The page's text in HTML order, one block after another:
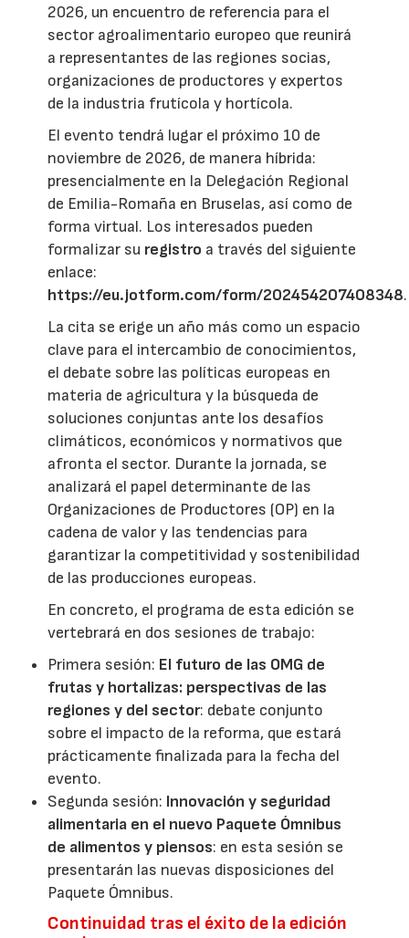
2026, un encuentro de referencia para el
sector agroalimentario europeo que reunirá
a representantes de las regiones socias,
organizaciones de productores y expertos
de la industria frutícola y hortícola.
El evento tendrá lugar el próximo 10 de
noviembre de 2026, de manera híbrida:
presencialmente en la Delegación Regional
de Emilia-Romaña en Bruselas, así como de
forma virtual. Los interesados pueden
formalizar su registro a través del siguiente
enlace:
https://eu.jotform.com/form/202454207408348.
La cita se erige un año más como un espacio
clave para el intercambio de conocimientos,
el debate sobre las políticas europeas en
materia de agricultura y la búsqueda de
soluciones conjuntas ante los desafíos
climáticos, económicos y normativos que
afronta el sector. Durante la jornada, se
analizará el papel determinante de las
Organizaciones de Productores (OP) en la
cadena de valor y las tendencias para
garantizar la competitividad y sostenibilidad
de las producciones europeas.
En concreto, el programa de esta edición se
vertebrará en dos sesiones de trabajo:
Primera sesión: El futuro de las OMG de
frutas y hortalizas: perspectivas de las
regiones y del sector: debate conjunto
sobre el impacto de la reforma, que estará
prácticamente finalizada para la fecha del
evento.
Segunda sesión: Innovación y seguridad
alimentaria en el nuevo Paquete Ómnibus
de alimentos y piensos: en esta sesión se
presentarán las nuevas disposiciones del
Paquete Ómnibus.
Continuidad tras el éxito de la edición